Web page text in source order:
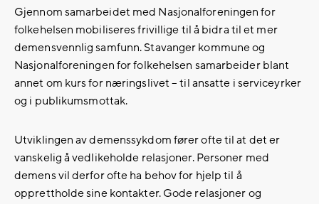
Gjennom samarbeidet med Nasjonalforeningen for
folkehelsen mobiliseres frivillige til å bidra til et mer
demensvennlig samfunn. Stavanger kommune og
Nasjonalforeningen for folkehelsen samarbeider blant
annet om kurs for næringslivet – til ansatte i serviceyrker
og i publikumsmottak.
Utviklingen av demenssykdom fører ofte til at det er
vanskelig å vedlikeholde relasjoner. Personer med
demens vil derfor ofte ha behov for hjelp til å
opprettholde sine kontakter. Gode relasjoner og